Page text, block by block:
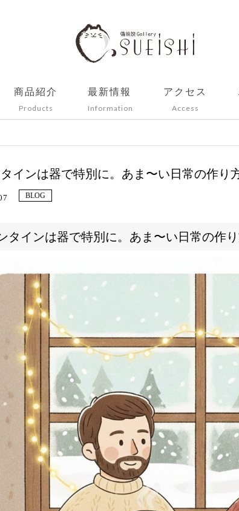
商品紹介
Products
最新情報
Information
アクセス
Access
インは器で特別に。あま〜い日常の作り
BLOG
タインは器で特別に。あま〜い日常の作